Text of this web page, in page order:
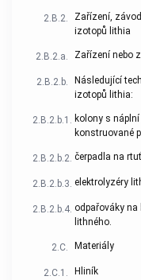
2.B.2.
Zařízení,
izotopů lithia
2.B.2.a. Zařízení nebo
2.B.2.b.
Následující
izotopů lithia:
2.B.2.b.1. kolony s
konstruované
2.B.2.b.2. čerpadla na
2.B.2.b.3. elektrolyzéry
2.B.2.b.4. odpařováky
lithného.
2.C. Materiály
2.C.1. Hliník